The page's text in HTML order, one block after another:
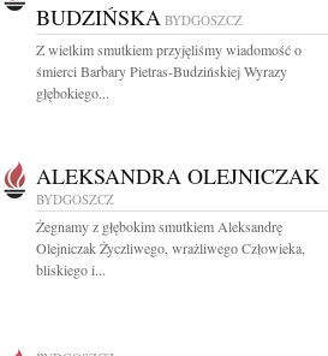
BUDZIŃSKA BYDGOSZCZ
Z wielkim smutkiem przyjęliśmy wiadomość o
śmierci Barbary Pietras-Budzińskiej Wyrazy
głębokiego...
ALEKSANDRA OLEJNICZAK
BYDGOSZCZ
Żegnamy z głębokim smutkiem Aleksandrę
Olejniczak Życzliwego, wrażliwego Człowieka,
bliskiego i...